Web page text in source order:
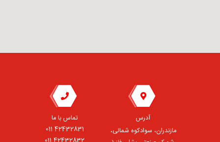
آدرس
مازندران، سوادکوه شمالی،
تماس با ما
42432831 011